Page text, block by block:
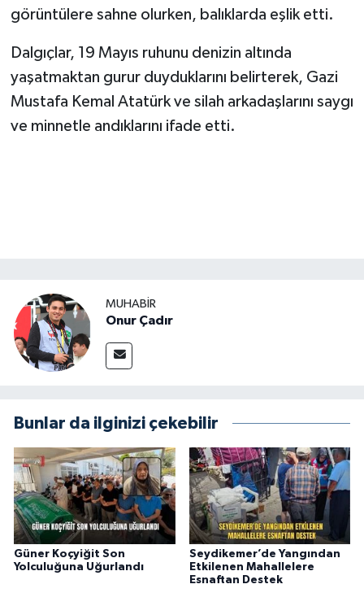
görüntülere sahne olurken, balıklarda eşlik etti.
Dalgıçlar, 19 Mayıs ruhunu denizin altında
yaşatmaktan gurur duyduklarını belirterek, Gazi
Mustafa Kemal Atatürk ve silah arkadaşlarını saygı
ve minnetle andıklarını ifade etti.
MUHABİR
Onur Çadır
Bunlar da ilginizi çekebilir
Güner Koçyiğit Son
Yolculuğuna Uğurlandı
Seydikemer’de Yangından
Etkilenen Mahallelere
Esnaftan Destek